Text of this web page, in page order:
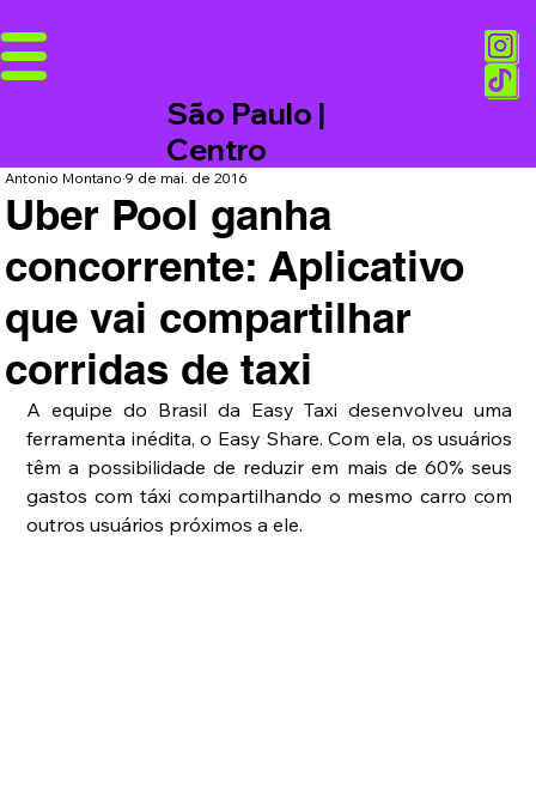
São Paulo |
Centro
Uber Pool ganha
concorrente: Aplicativo
que vai compartilhar
corridas de taxi
Antonio Montano9 de mai. de 2016
A equipe do Brasil da Easy Taxi desenvolveu uma
ferramenta inédita, o Easy Share. Com ela, os usuários
têm a possibilidade de reduzir em mais de 60% seus
gastos com táxi compartilhando o mesmo carro com
outros usuários próximos a ele.